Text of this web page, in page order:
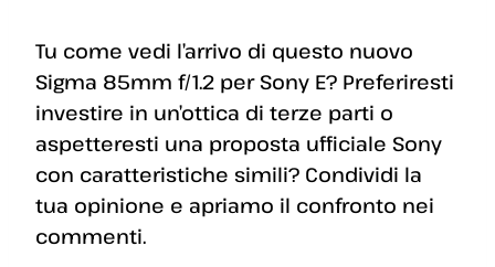
Tu come vedi l’arrivo di questo nuovo
Sigma 85mm f/1.2 per Sony E? Preferiresti
investire in un’ottica di terze parti o
aspetteresti una proposta ufficiale Sony
con caratteristiche simili? Condividi la
tua opinione e apriamo il confronto nei
commenti.